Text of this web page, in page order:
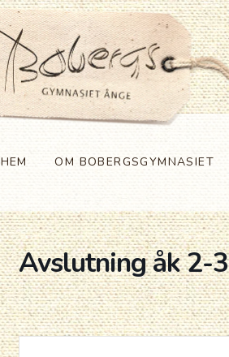
HEM OM BOBERGSGYMNASIET
Avslutning åk 2-3